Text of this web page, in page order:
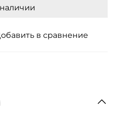
в сравнение